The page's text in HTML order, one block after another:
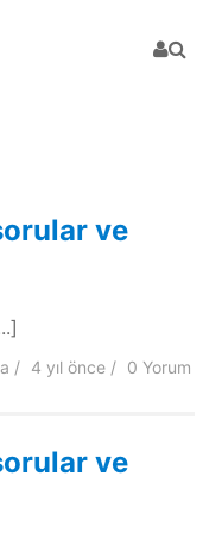
ve
4 yılönce 0 Yorum
ve